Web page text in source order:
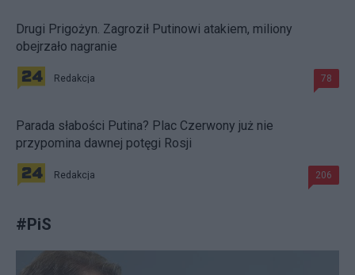
Drugi Prigożyn. Zagroził Putinowi atakiem, miliony
obejrzało nagranie
Redakcja 78
Parada słabości Putina? Plac Czerwony już nie
przypomina dawnej potęgi Rosji
Redakcja 206
#PiS